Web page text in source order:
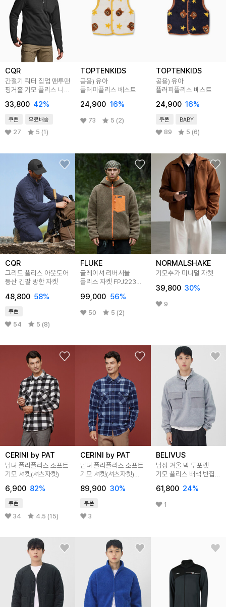
CQR
간절기 쿼터 집업 맨투맨
핑거홀 기모 플리스 니트
33,800 42%
쿠폰 무료배송
27 5 (1)
TOPTENKIDS
공용) 유아
플러피플리스 베스트
24,900 16%
73 5 (2)
TOPTENKIDS
공용) 유아
플러피플리스 베스트
24,900 16%
쿠폰 BABY
89 5 (6)
CQR
그리드 플리스 아웃도어
등산 긴팔 방한 자켓
48,800 58%
쿠폰
54 5 (8)
FLUKE
글레이셔 리버서블
플리스 자켓 FPJ223
99,000 56%
50 5 (2)
NORMALSHAKE
기모추가 미니멀 자켓
39,800 30%
9
CERINI by PAT
남녀 폴라플리스 소프트
기모 셔켓(셔츠자켓)
6,900 82%
쿠폰
34 4.5 (15)
CERINI by PAT
남녀 폴라플리스 소프트
기모 셔켓(셔츠자켓)
89,900 30%
쿠폰
3
BELIVUS
남성 겨울 빅 투포켓
기모 플리스 배색 반집업
61,800 24%
1